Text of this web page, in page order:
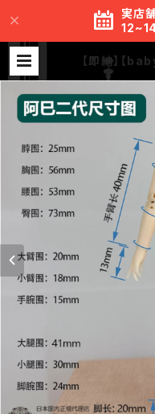
実店
【即納】【
通ver.】
節人形